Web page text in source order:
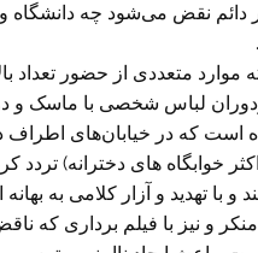
دائم نقض می‌شود چه دانشگاه و
از مزدوران لباس شخصی با ماسک و
که در خیابان‌های اطراف
خوابگاه های دخترانه) تردد
با تهدید و آزار کلامی به بهانه
و نیز با فیلم برداری که